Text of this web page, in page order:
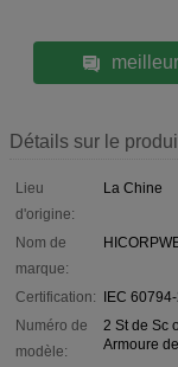
Détails sur le
Lieu
d'origine:
La Chine
Nom de
marque:
Certification: IEC
Numéro de
modèle:
2 St de Sc
Armoure